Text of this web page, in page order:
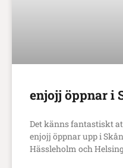
enjojj öppnar i
Det känns fantastiskt
enjojj öppnar upp i
Hässleholm och